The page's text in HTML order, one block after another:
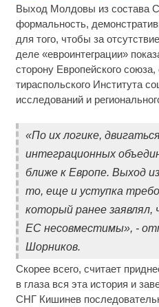
Выход Молдовы из состава
формальность,
для того, чтобы за
деле «евроинтеграции»
сторону Европейского союза,
тираспольского Института
исследований и
«По их логике,
интеграционных
ближе к Европе. Выход
то, еще и уступка
который ранее заявлял,
ЕС несовместимы», -
Шорников.
Скорее всего, считает
в глаза вся эта история и
СНГ Кишинев
Королева вагона
равнодушным
Этот танец невесты
Пересмотрела 10 раз
Ролик длится пару
от увиденного